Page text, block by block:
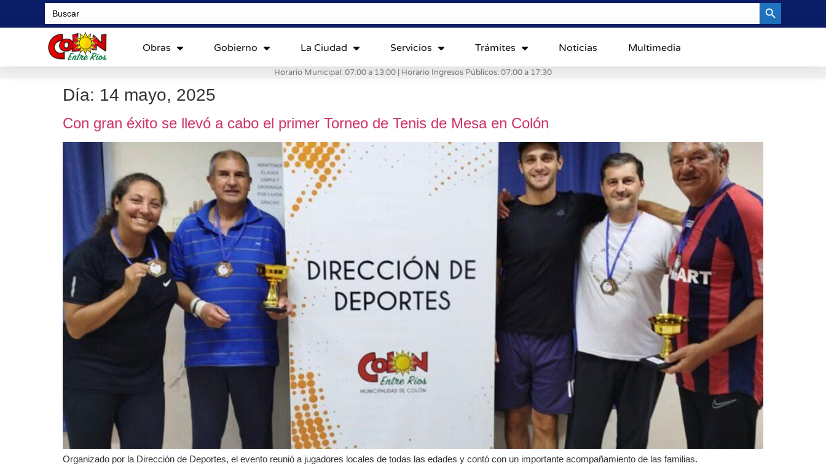
Search
for:
Obras Gobierno La Ciudad Servicios Trámites Noticias Multimedia
Horario Municipal: 07:00 a 13:00 | Horario Ingresos Públicos: 07:00 a 17:30
Día: 14 mayo, 2025
Con gran éxito se llevó a cabo el primer Torneo de Tenis de Mesa en Colón
Organizado por la Dirección de Deportes, el evento reunió a jugadores locales de todas las edades y contó con un importante acompañamiento de las familias.